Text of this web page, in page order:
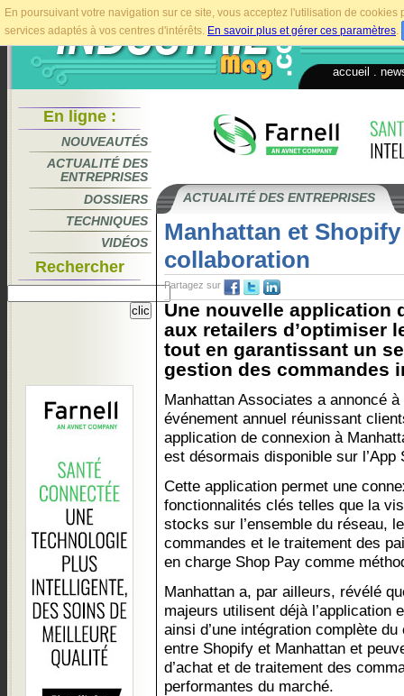
En poursuivant votre navigation sur ce site, vous acceptez l'utilisation de
services adaptés à vos centres d'intérêts. En savoir plus et gérer ces paramètres.
accueil
En ligne :
NOUVEAUTÉS
ACTUALITÉ DES
ENTREPRISES
DOSSIERS
TECHNIQUES
VIDÉOS
Rechercher
ACTUALITÉ DES ENTREPRISES
Manhattan et
collaboration
Partagez sur
Une nouvelle application
aux retailers d’optimiser
tout en garantissant un
gestion des commandes
Manhattan Associates a annoncé
événement annuel réunissant
application de connexion à
est désormais disponible sur l’App
Cette application permet une
fonctionnalités clés telles que la
stocks sur l’ensemble du réseau,
commandes et le traitement des
en charge Shop Pay comme
Manhattan a, par ailleurs, révélé
majeurs utilisent déjà l’application
ainsi d’une intégration complète
entre Shopify et Manhattan et
d’achat et de traitement des
performantes du marché.